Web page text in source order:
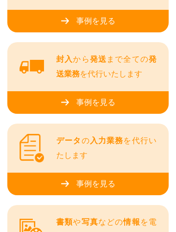
事例を見る
封入から発送 まで全ての発
送業務を代行いたします
事例を見る
データ の 入力業務を代行い
たします
事例を見る
書類や写真などの情報 を電